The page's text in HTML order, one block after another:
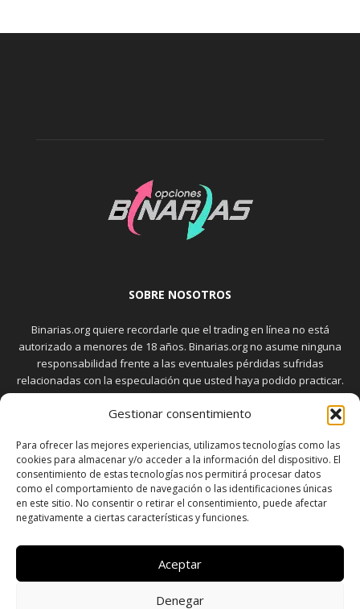
Gestionar consentimiento
Para ofrecer las mejores experiencias, utilizamos tecnologías como las
cookies para almacenar y/o acceder a la información del dispositivo. El
consentimiento de estas tecnologías nos permitirá procesar datos
como el comportamiento de navegación o las identificaciones únicas
en este sitio. No consentir o retirar el consentimiento, puede afectar
negativamente a ciertas características y funciones.
Aceptar
Denegar
SOBRE NOSOTROS
Binarias.org quiere recordarle que el trading en línea no está
autorizado a menores de 18 años. Binarias.org no asume ninguna
responsabilidad frente a las eventuales pérdidas sufridas
relacionadas con la especulación que usted haya podido practicar.
El trading en el mercado de opciones binarias implica riesgos
elevados. Usted debe conocer y aceptar estos riesgos, que
transacciones bursátiles.
SÍGUENOS